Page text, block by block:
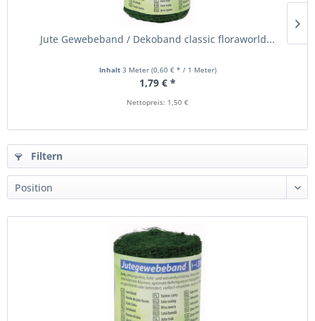
Jute Gewebeband / Dekoband classic floraworld...
Inhalt 3 Meter (0,60 € * / 1 Meter)
1,79 € *
Nettopreis: 1,50 €
Filtern